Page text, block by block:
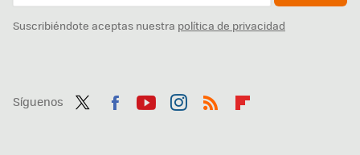
Suscribiéndote aceptas nuestra política de privacidad
Síguenos